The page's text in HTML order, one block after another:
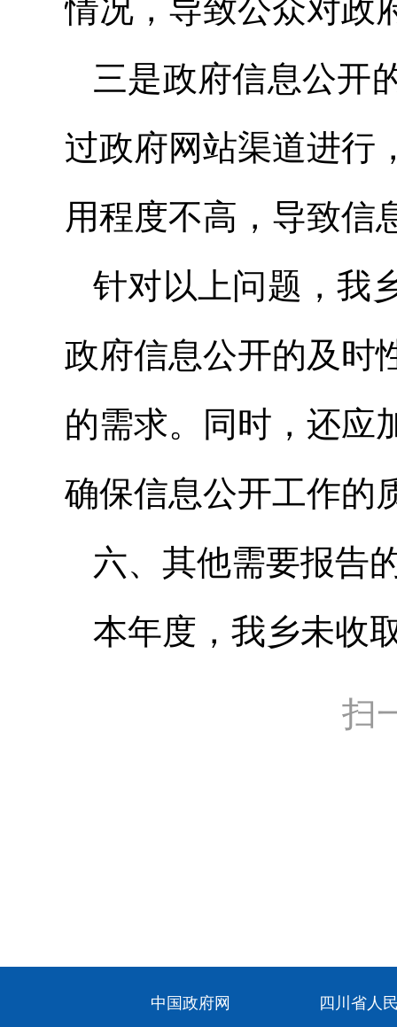
情况，导致公众对政
三是政府信息公开
过政府网站渠道进行
用程度不高，导致信
针对以上问题，我
政府信息公开的及时
的需求。同时，还应
确保信息公开工作的
六、其他需要报告
本年度，我乡未收
扫
中国政府网 四川省人